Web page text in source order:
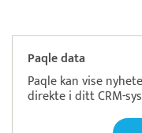
Paqle data
Paqle kan vise
direkte i ditt CRM-